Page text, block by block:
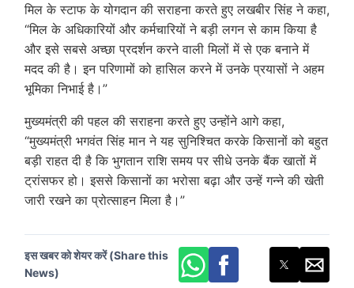
मिल के स्टाफ के योगदान की सराहना करते हुए लखबीर सिंह ने कहा,
“मिल के अधिकारियों और कर्मचारियों ने बड़ी लगन से काम किया है
और इसे सबसे अच्छा प्रदर्शन करने वाली मिलों में से एक बनाने में
मदद की है। इन परिणामों को हासिल करने में उनके प्रयासों ने अहम
भूमिका निभाई है।”
मुख्यमंत्री की पहल की सराहना करते हुए उन्होंने आगे कहा,
“मुख्यमंत्री भगवंत सिंह मान ने यह सुनिश्चित करके किसानों को बहुत
बड़ी राहत दी है कि भुगतान राशि समय पर सीधे उनके बैंक खातों में
ट्रांसफर हो। इससे किसानों का भरोसा बढ़ा और उन्हें गन्ने की खेती
जारी रखने का प्रोत्साहन मिला है।”
इस खबर को शेयर करें (Share this
News)